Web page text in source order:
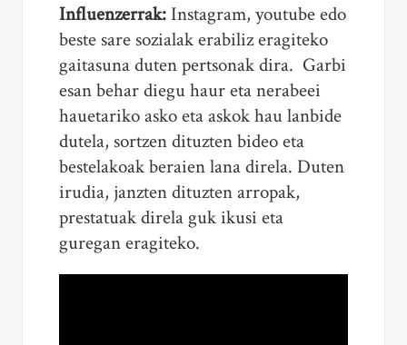
Influenzerrak: Instagram, youtube edo
beste sare sozialak erabiliz eragiteko
gaitasuna duten pertsonak dira. Garbi
esan behar diegu haur eta nerabeei
hauetariko asko eta askok hau lanbide
dutela, sortzen dituzten bideo eta
bestelakoak beraien lana direla. Duten
irudia, janzten dituzten arropak,
prestatuak direla guk ikusi eta
guregan eragiteko.